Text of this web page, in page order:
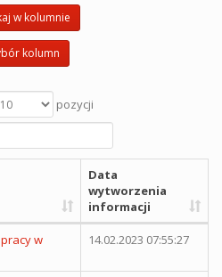
w kolumnie
kolumn
pozycji
Data
wytworzenia
informacji
w
14.02.2023 07:55:27